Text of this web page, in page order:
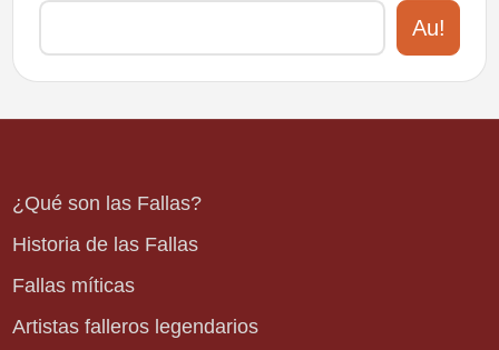
Au!
¿Qué son las Fallas?
Historia de las Fallas
Fallas míticas
Artistas falleros legendarios